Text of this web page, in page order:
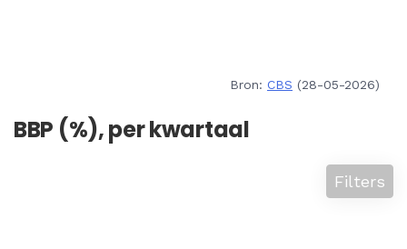
Bron: CBS (28-05-2026)
BBP (%), per kwartaal
Filters